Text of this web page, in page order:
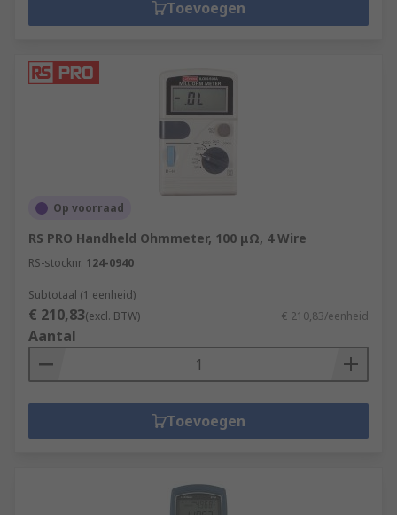
Toevoegen
Op voorraad
RS PRO Handheld Ohmmeter, 100 μΩ, 4 Wire
RS-stocknr. 124-0940
Subtotaal (1 eenheid)
€ 210,83(excl. BTW) € 210,83/eenheid
Aantal
Toevoegen